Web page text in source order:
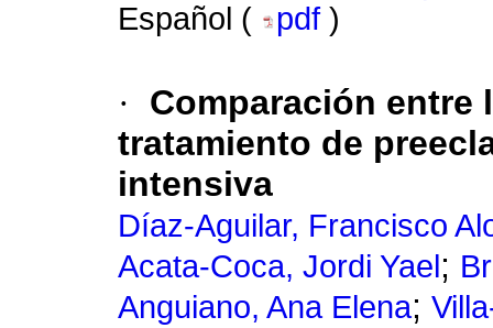
Español (
pdf )
·
Comparación entre
tratamiento de
intensiva
Díaz-Aguilar, Francisco
Acata-Coca, Jordi Yael ;
Anguiano, Ana Elena;